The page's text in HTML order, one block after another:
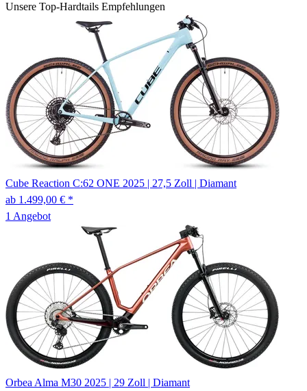
Unsere Top-Hardtails Empfehlungen
Cube Reaction C:62 ONE 2025 | 27,5 Zoll | Diamant
ab 1.499,00 € *
1 Angebot
Orbea Alma M30 2025 | 29 Zoll | Diamant